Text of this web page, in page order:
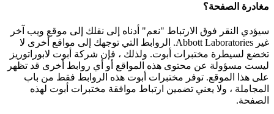
مغادرة الصفحة؟
سيؤدي النقر فوق الارتباط "نعم" أدناه إلى نقلك إلى موقع ويب آخر
غير Abbott Laboratories. الروابط التي توجهك إلى مواقع أخرى لا
تخضع لسيطرة مختبرات أبوت. ولذلك ، فإن شركة أبوت لابوراتوريز
ليست مسؤولة عن محتوى هذه المواقع أو أي روابط أخرى قد تظهر
على هذا الموقع. توفر مختبرات أبوت هذه الروابط فقط من باب
المجاملة ، ولا يعني تضمين ارتباط موافقة مختبرات أبوت لهذه
الصفحة.